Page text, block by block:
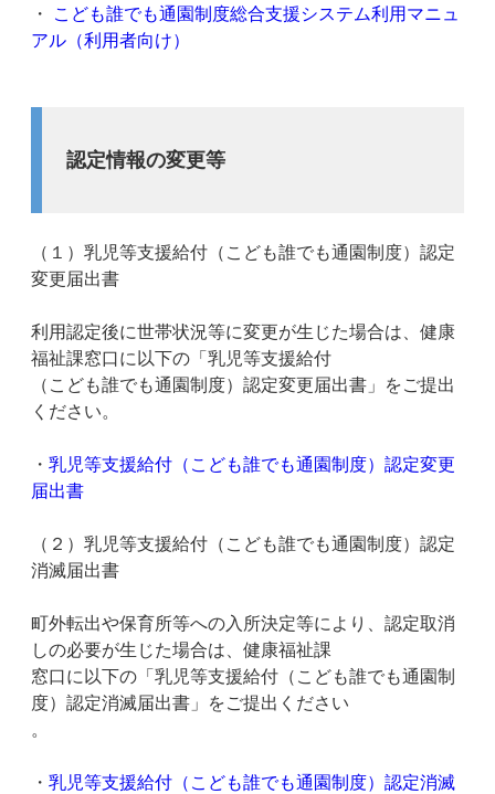
・
こども誰でも通園制度総合支援システム利用マニュ
アル（利用者向け）
認定情報の変更等
（１）乳児等支援給付（こども誰でも通園制度）認定
変更届出書
利用認定後に世帯状況等に変更が生じた場合は、健康
福祉課窓口に以下の「乳児等支援給付
（こども誰でも通園制度）認定変更届出書」をご提出
ください。
・ 乳児等支援給付（こども誰でも通園制度）認定変更
届出書
（２）乳児等支援給付（こども誰でも通園制度）認定
消滅届出書
町外転出や保育所等への入所決定等により、認定取消
しの必要が生じた場合は、健康福祉課
窓口に以下の「乳児等支援給付（こども誰でも通園制
度）認定消滅届出書」をご提出ください
。
・ 乳児等支援給付（こども誰でも通園制度）認定消滅